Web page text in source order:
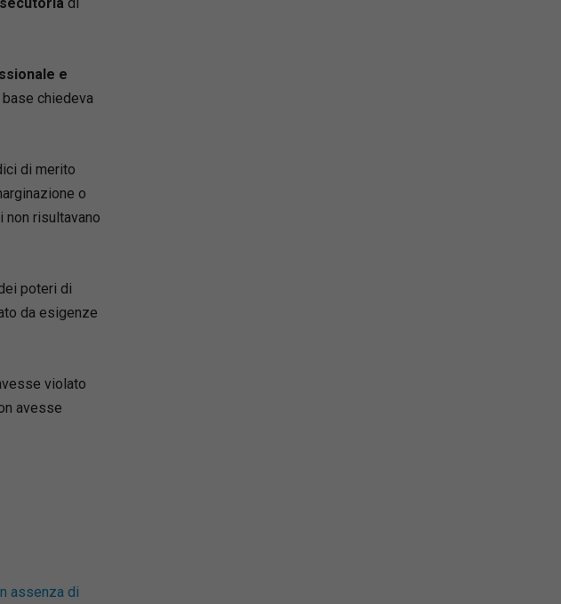
si è
della più
della
a
e
chiedeva
di merito
o
risultavano
poteri di
da esigenze
violato
avesse
assenza di